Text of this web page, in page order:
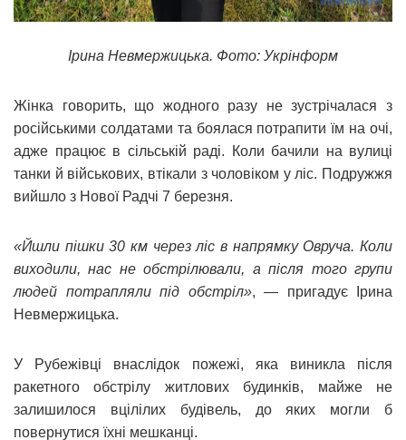
Ірина Невмержицька. Фото: Укрінформ
Жінка говорить, що жодного разу не зустрічалася з
російськими солдатами та боялася потрапити їм на очі,
адже працює в сільській раді. Коли бачили на вулиці
танки й військових, втікали з чоловіком у ліс. Подружжя
вийшло з Нової Радчі 7 березня.
«Йшли пішки 30 км через ліс в напрямку Овруча. Коли
виходили, нас не обстрілювали, а після того групи
людей потрапляли під обстріл», — пригадує Ірина
Невмержицька.
У Рубежівці внаслідок пожежі, яка виникла після
ракетного обстрілу житлових будинків, майже не
залишилося вцілілих будівель, до яких могли б
повернутися їхні мешканці.